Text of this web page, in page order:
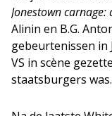
Jonestown carnage:
Alinin en B.G.
gebeurtenissen in
VS in scène
staatsburgers was.